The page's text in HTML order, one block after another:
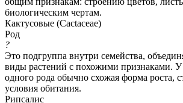
биологическим чертам.
Кактусовые (Cactaceae)
Род
?
Это подгруппа внутри семейства,
виды растений с похожими признаками. У
одного рода обычно схожая форма роста,
условия обитания.
Рипсалис